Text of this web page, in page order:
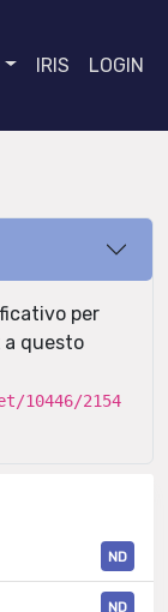
IRIS LOGIN
per
a questo
10446/2154
ND
ND